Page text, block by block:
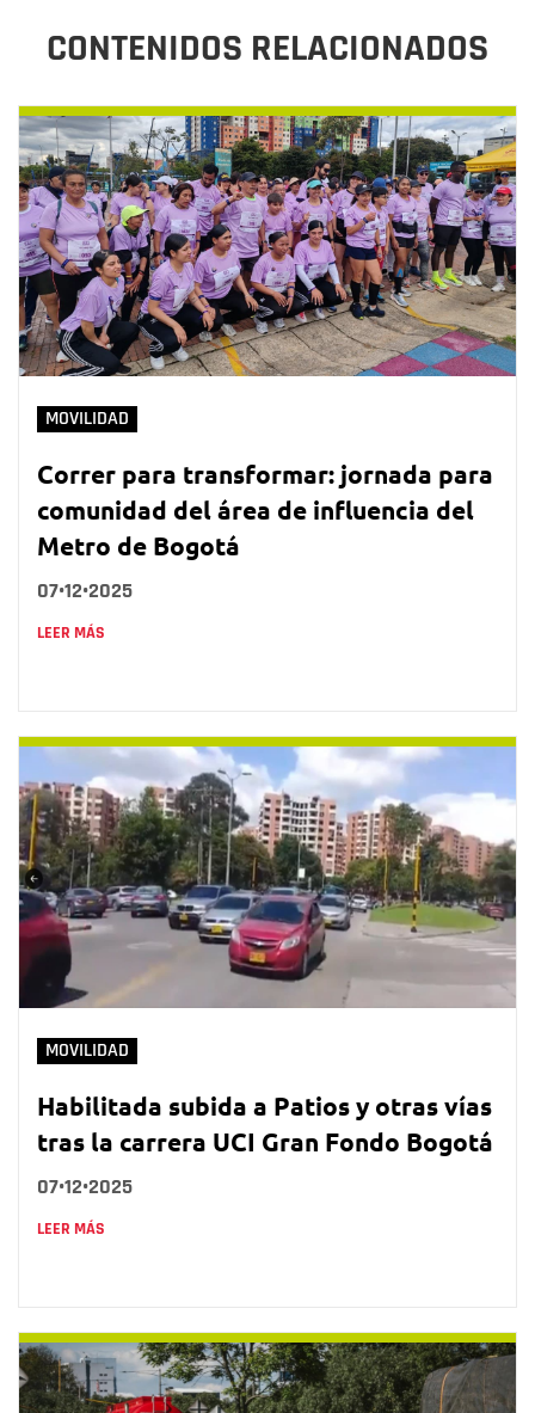
CONTENIDOS RELACIONADOS
MOVILIDAD
Correr para transformar: jornada para
comunidad del área de influencia del
Metro de Bogotá
07•12•2025
LEER MÁS
MOVILIDAD
Habilitada subida a Patios y otras vías
tras la carrera UCI Gran Fondo Bogotá
07•12•2025
LEER MÁS